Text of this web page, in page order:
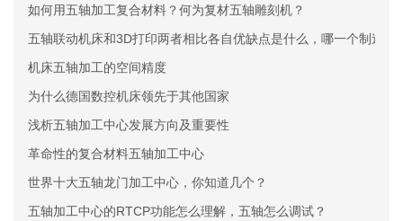
如何用五轴加工复合材料？何为复材五轴雕刻机？
五轴联动机床和3D打印两者相比各自优缺点是什么，哪一个制造的
机床五轴加工的空间精度
为什么德国数控机床领先于其他国家
浅析五轴加工中心发展方向及重要性
革命性的复合材料五轴加工中心
世界十大五轴龙门加工中心，你知道几个？
五轴加工中心的RTCP功能怎么理解，五轴怎么调试？